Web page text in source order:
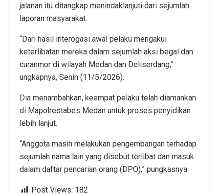
jalanan itu ditangkap menindaklanjuti dari sejumlah
laporan masyarakat.
“Dari hasil interogasi awal pelaku mengakui
keterlibatan mereka dalam sejumlah aksi begal dan
curanmor di wilayah Medan dan Deliserdang,”
ungkapnya, Senin (11/5/2026).
Dia menambahkan, keempat pelaku telah diamankan
di Mapolrestabes Medan untuk proses penyidikan
lebih lanjut.
“Anggota masih melakukan pengembangan terhadap
sejumlah nama lain yang disebut terlibat dan masuk
dalam daftar pencarian orang (DPO),” pungkasnya
Post Views: 182